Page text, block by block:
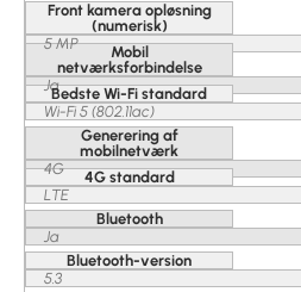
Front kamera opløsning
(numerisk)
5 MP
Mobil
netværksforbindelse
JaBedste Wi-Fi standard
Wi-Fi 5 (802.11ac)
Generering af
mobilnetværk
4G
4G standard
LTE
Bluetooth
Ja
Bluetooth-version
5.3